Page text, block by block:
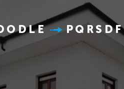
PQRSDF